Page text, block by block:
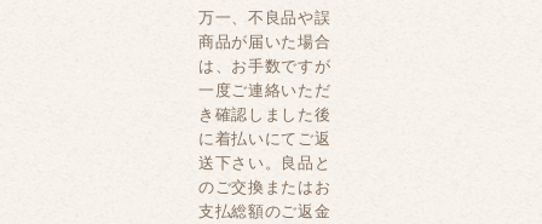
万一、不良品や誤
商品が届いた場合
は、お手数ですが
一度ご連絡いただ
き確認しました後
に着払いにてご返
送下さい。良品と
のご交換またはお
支払総額のご返金